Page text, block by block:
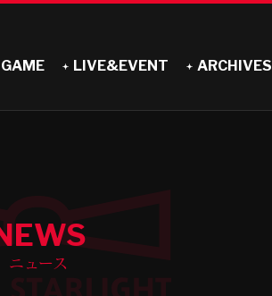
GAME LIVE&EVENT ARCHIVES
ニュース